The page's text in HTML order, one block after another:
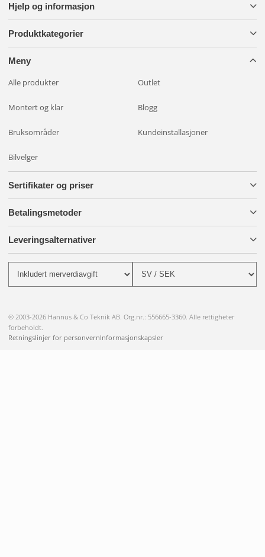
Hjelp og informasjon
Produktkategorier
Meny
Alle produkter Outlet
Montert og klar Blogg
Bruksområder Kundeinstallasjoner
Bilvelger
Sertifikater og priser
Betalingsmetoder
Leveringsalternativer
© 2003-2026 Hannus & Co Teknik AB. Org.nr.: 556665-3360. Alle rettigheter
forbeholdt.
Retningslinjer for personvernInformasjonskapsler